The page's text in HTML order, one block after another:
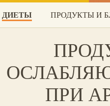
ДИЕТЫ ПРОДУКТЫ И
ПРИ